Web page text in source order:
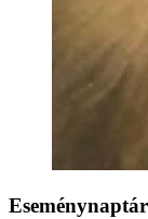
Eseménynaptár